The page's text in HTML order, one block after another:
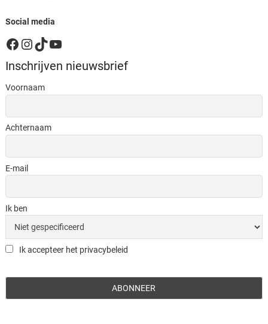
Social media
Facebook
Instagram
TikTok
YouTube
Inschrijven nieuwsbrief
Voornaam
Achternaam
E-mail
Ik ben
Ik accepteer het privacybeleid